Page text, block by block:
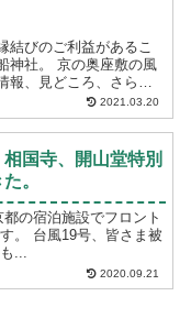
結びのご利益があるこ
座敷の風
報、見どころ、さらに
ますので、貴...2021.03.20
相国寺、開山堂特別
。
ま被
害も...
2020.09.21